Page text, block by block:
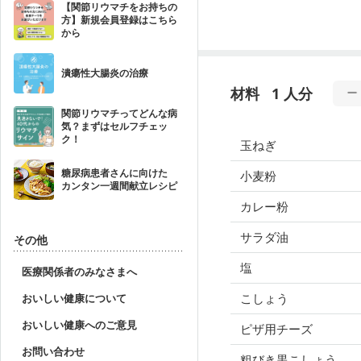
【関節リウマチをお持ちの
方】新規会員登録はこちら
から
潰瘍性大腸炎の治療
関節リウマチってどんな病
気？まずはセルフチェッ
ク！
糖尿病患者さんに向けた
カンタン一週間献立レシピ
その他
医療関係者のみなさまへ
おいしい健康について
おいしい健康へのご意見
お問い合わせ
材料 1 人分
玉ねぎ
小麦粉
カレー粉
サラダ油
塩
こしょう
ピザ用チーズ